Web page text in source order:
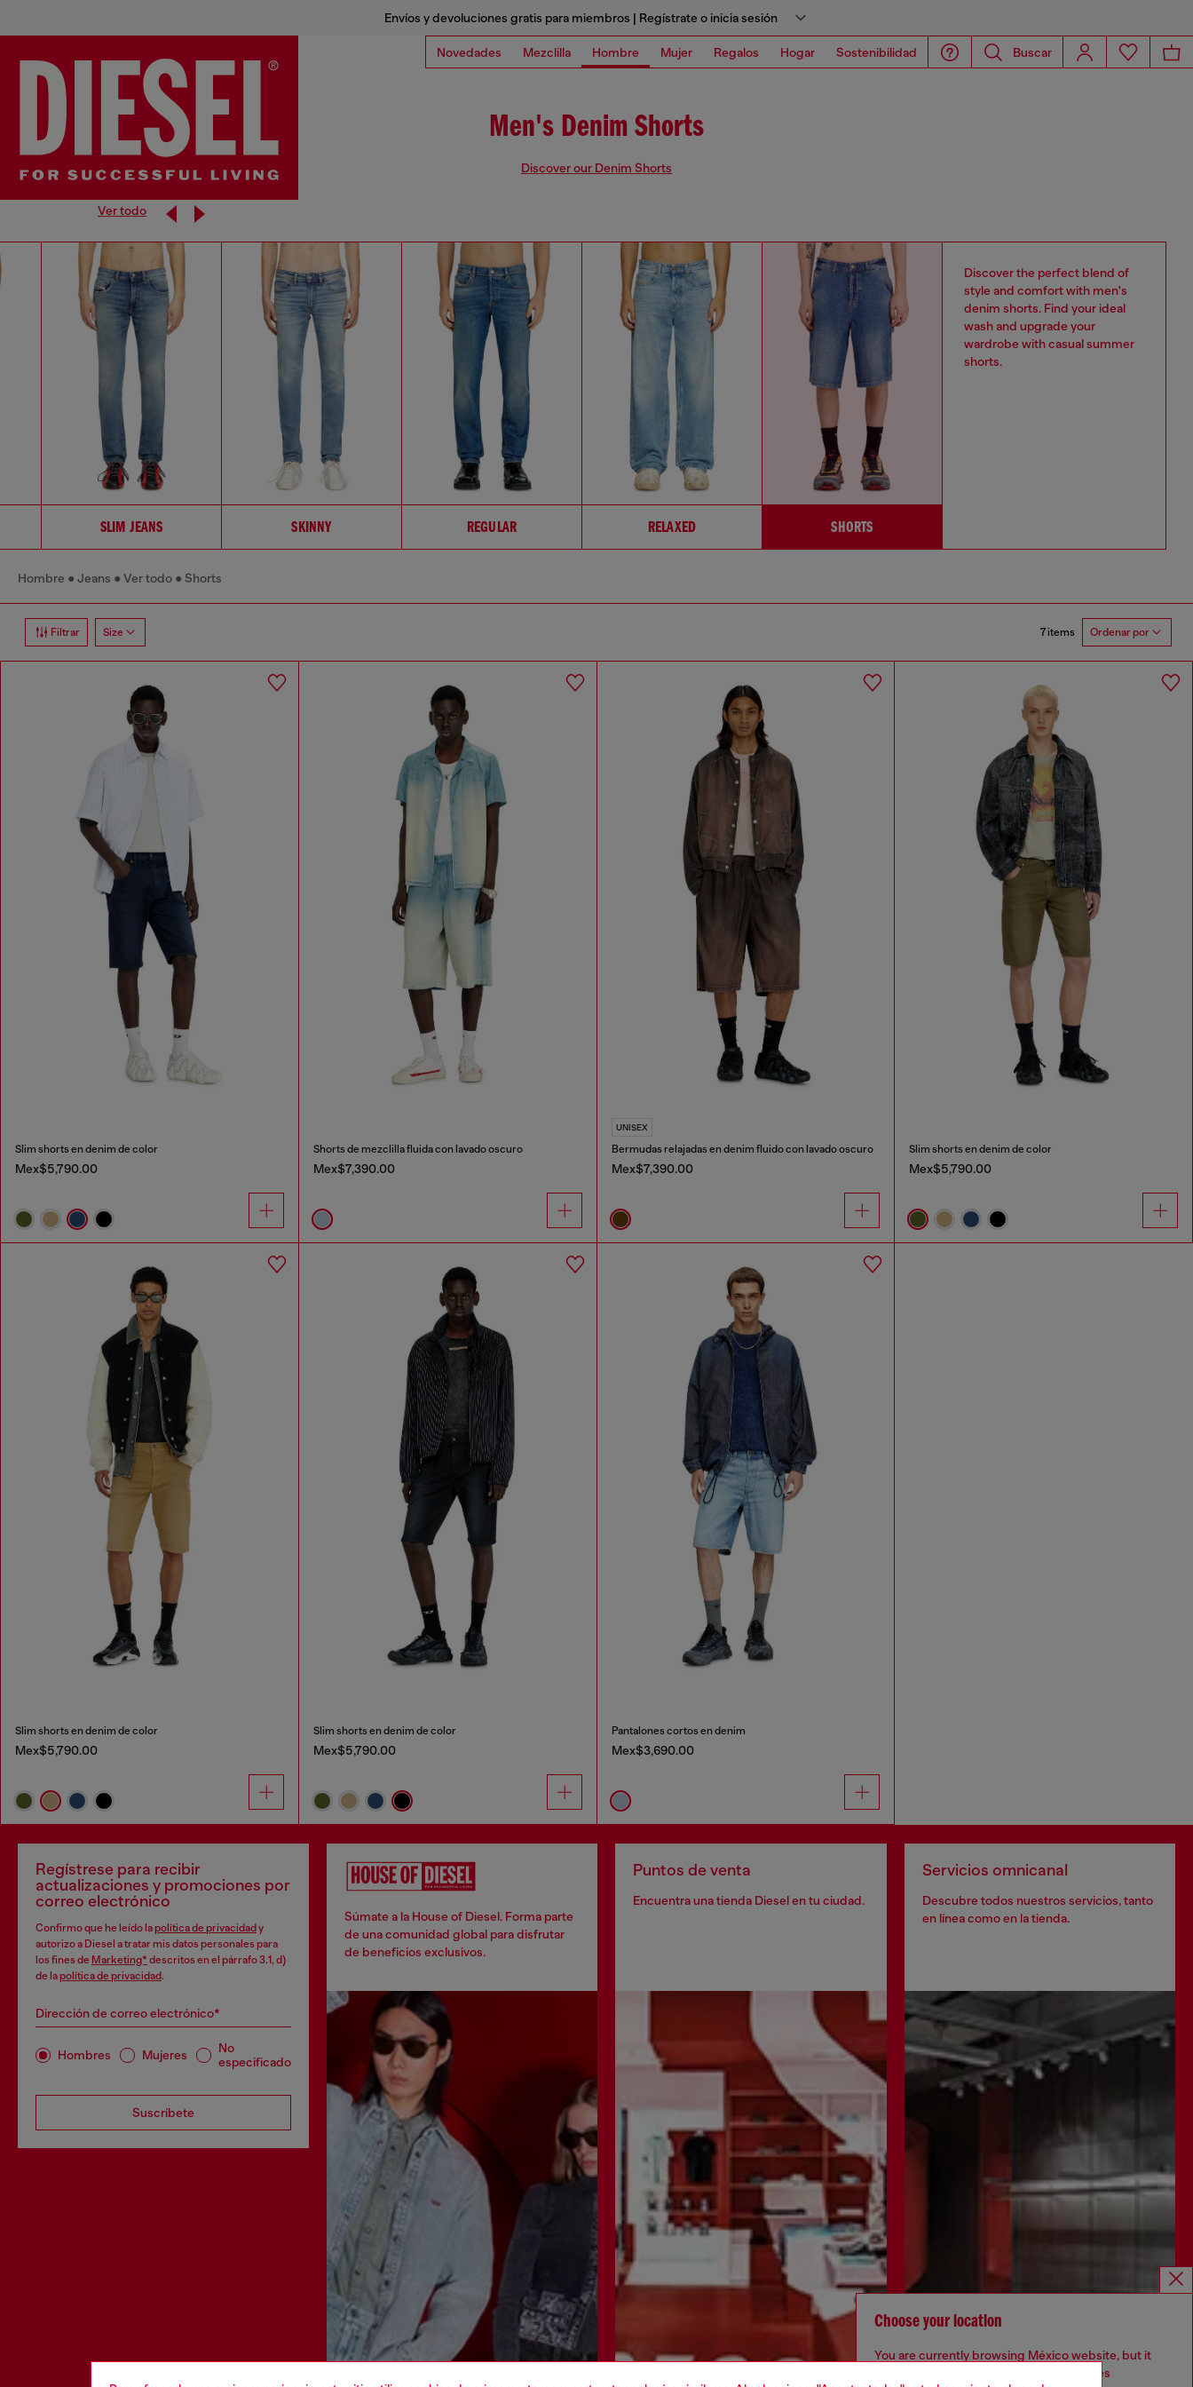
Envíos y devoluciones gratis para miembros | Regístrate o inicia sesión
Novedades Mezclilla Hombre Mujer Regalos Hogar Sostenibilidad Buscar
Men's Denim Shorts
Discover our Denim Shorts
Ver todo
SLIM JEANS SKINNY REGULAR RELAXED SHORTS
Discover the perfect blend of
style and comfort with men's
denim shorts. Find your ideal
wash and upgrade your
wardrobe with casual summer
shorts.
Hombre Jeans Ver todo Shorts
Filtrar Size 7 items Ordenar por
Slim shorts en denim de color
Mex$5,790.00
Shorts de mezclilla fluida con lavado oscuro
Mex$7,390.00
UNISEX
Bermudas relajadas en denim fluido con lavado oscuro
Mex$7,390.00
Slim shorts en denim de color
Mex$5,790.00
Slim shorts en denim de color
Mex$5,790.00
Slim shorts en denim de color
Mex$5,790.00
Pantalones cortos en denim
Mex$3,690.00
Regístrese para recibir
actualizaciones y promociones por
correo electrónico
Confirmo que he leído lapolítica de privacidad y
autorizo a Diesel a tratar mis datos personales para
los fines de Marketing* descritos en el párrafo 3.1, d)
de lapolítica de privacidad.
Dirección de correo electrónico*
Hombres Mujeres
No
especificado
Suscríbete
Súmate a la House of Diesel. Forma parte
de una comunidad global para disfrutar
de beneficios exclusivos.
Puntos de venta
Encuentra una tienda Diesel en tu ciudad.
Servicios omnicanal
Descubre todos nuestros servicios, tanto
en línea como en la tienda.
Choose your location
You are currently browsing México website, but it
seems you may be based in United States